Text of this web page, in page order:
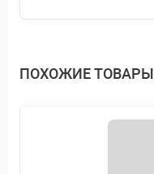
ПОХОЖИЕ ТОВАРЫ